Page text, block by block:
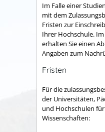
Im Falle einer
mit dem
Fristen zur
Ihrer Hochschule.
erhalten Sie einen
Angaben zum
Fristen
Für die
der Universitäten,
und Hochschulen
Wissenschaften: